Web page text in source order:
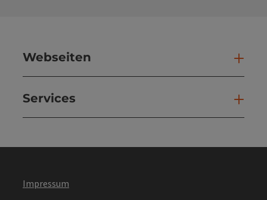
Webseiten
Services
Impressum